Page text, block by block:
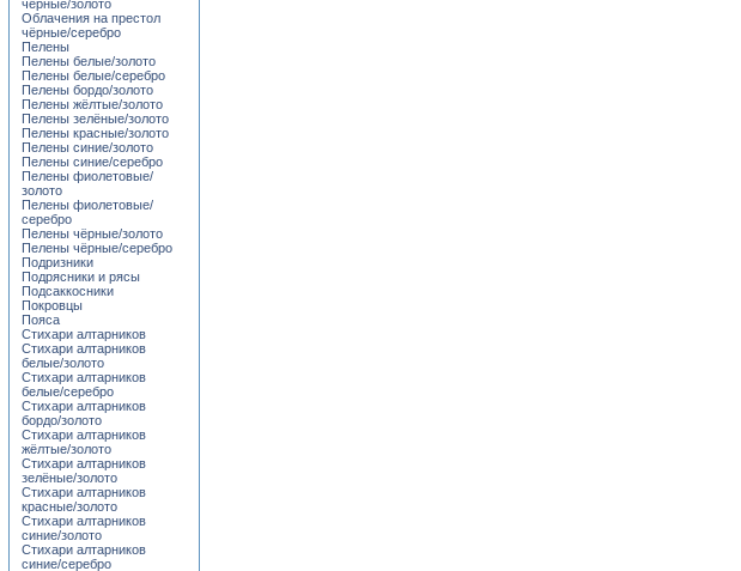
чёрные/золото
Облачения на престол
чёрные/серебро
Пелены
Пелены белые/золото
Пелены белые/серебро
Пелены бордо/золото
Пелены жёлтые/золото
Пелены зелёные/золото
Пелены красные/золото
Пелены синие/золото
Пелены синие/серебро
Пелены фиолетовые/
золото
Пелены фиолетовые/
серебро
Пелены чёрные/золото
Пелены чёрные/серебро
Подризники
Подрясники и рясы
Подсаккосники
Покровцы
Пояса
Стихари алтарников
Стихари алтарников
белые/золото
Стихари алтарников
белые/серебро
Стихари алтарников
бордо/золото
Стихари алтарников
жёлтые/золото
Стихари алтарников
зелёные/золото
Стихари алтарников
красные/золото
Стихари алтарников
синие/золото
Стихари алтарников
синие/серебро